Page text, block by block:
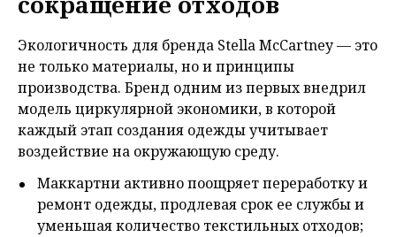
Экологичность для бренда Stella McCartney — это
не только материалы, но и принципы
производства. Бренд одним из первых внедрил
модель циркулярной экономики, в которой
каждый этап создания одежды учитывает
воздействие на окружающую среду.
Маккартни активно поощряет переработку и
ремонт одежды, продлевая срок ее службы и
уменьшая количество текстильных отходов;